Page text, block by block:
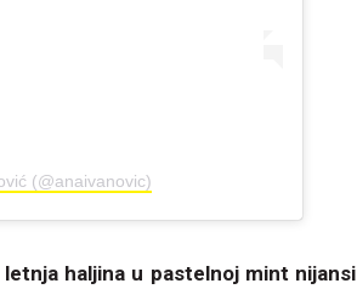
(@anaivanovic)
haljina u pastelnoj mint nijansi